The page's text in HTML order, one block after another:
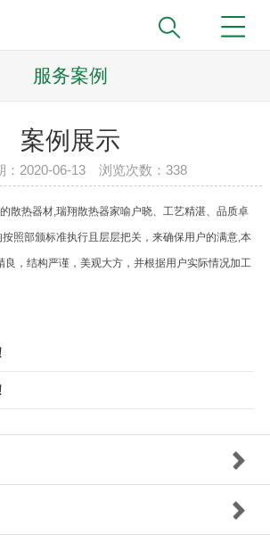
服务案例
案例展示
：2020-06-13 浏览次数：338
散热器材,瑞翔散热器家喻户晓、工艺精湛、品质卓
照部颁标准执行且层层把关，来确保用户的满意,本
良，结构严谨，美观大方，并根据用户实际情况加工